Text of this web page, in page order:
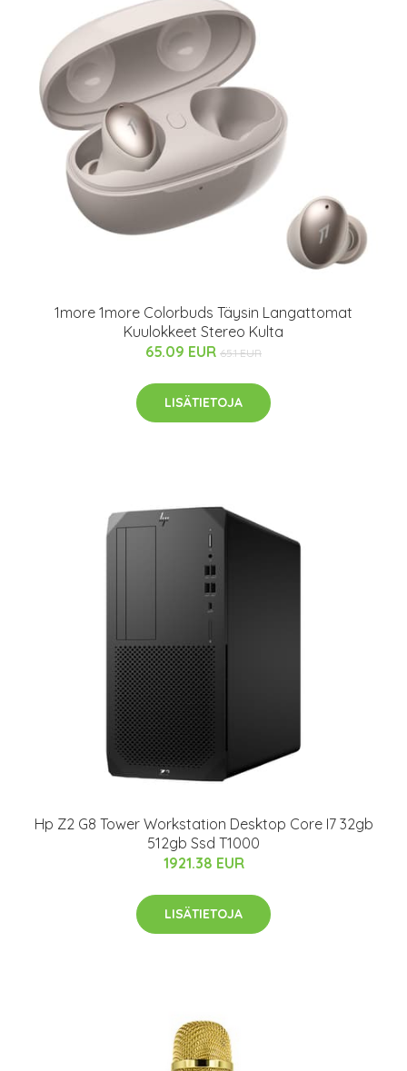
1more 1more Colorbuds Täysin Langattomat
Kuulokkeet Stereo Kulta
65.09 EUR 65.1 EUR
LISÄTIETOJA
Hp Z2 G8 Tower Workstation Desktop Core I7 32gb
512gb Ssd T1000
1921.38 EUR
LISÄTIETOJA